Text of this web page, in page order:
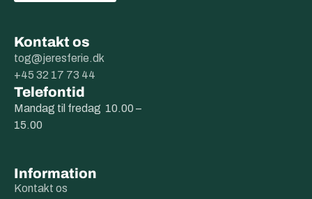
Kontakt os
tog@jeresferie.dk
+45 32 17 73 44
Telefontid
Mandag til fredag 10.00 –
15.00
Information
Kontakt os